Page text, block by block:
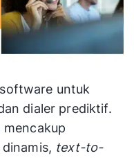
untuk
dialer prediktif.
mencakup
text-to-